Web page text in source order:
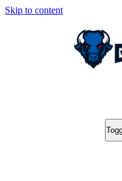
Skip to content